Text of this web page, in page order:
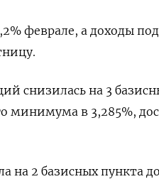
феврале, а доходы
снизилась на 3
минимума в 3,285%,
на 2 базисных пункта